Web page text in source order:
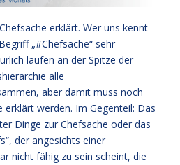
erklärt. Wer uns kennt
„#Chefsache“ sehr
laufen an der Spitze der
alle
aber damit muss noch
erklärt werden. Im Gegenteil: Das
Dinge zur Chefsache oder das
der angesichts einer
nicht fähig zu sein scheint, die